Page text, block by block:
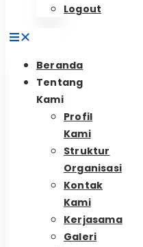
Logout
Beranda
Tentang
Kami
Profil
Kami
Struktur
Organisasi
Kontak
Kami
Kerjasama
Galeri